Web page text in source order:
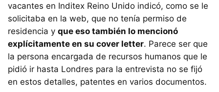
vacantes en Inditex Reino Unido indicó, como se le
solicitaba en la web, que no tenía permiso de
residencia y que eso también lo mencionó
explícitamente en su cover letter. Parece ser que
la persona encargada de recursos humanos que le
pidió ir hasta Londres para la entrevista no se fijó
en estos detalles, patentes en varios documentos.